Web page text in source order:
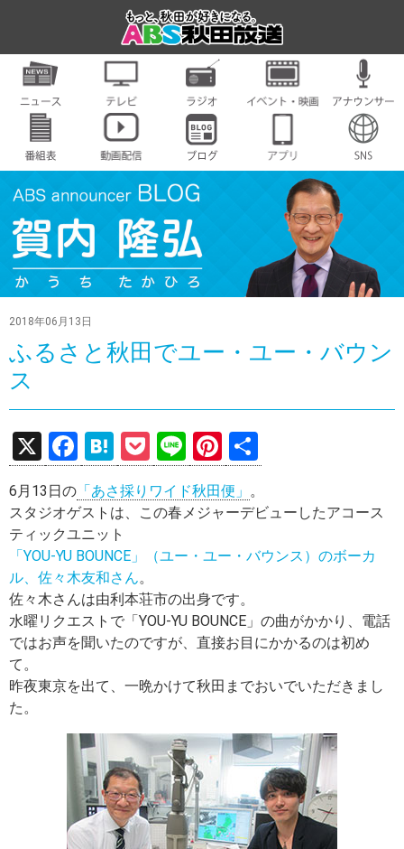
2018年06月13日
ふるさと秋田でユー・ユー・バウン
ス
X
F
a
ce
b
o
o
k
H
at
e
n
a
P
o
ck
Li
n
e
Pi
nt
er
t
有
6月13日の 「あさ採りワイド秋田便」 。
スタジオゲストは、この春メジャーデビューしたアコース
ティックユニット
「YOU-YU BOUNCE」（ユー・ユー・バウンス）のボーカ
ル、佐々木友和さん。
佐々木さんは由利本荘市の出身です。
水曜リクエストで「YOU-YU BOUNCE」の曲がかかり、電話
ではお声を聞いたのですが、直接お目にかかるのは初め
て。
昨夜東京を出て、一晩かけて秋田までおいでいただきまし
た。